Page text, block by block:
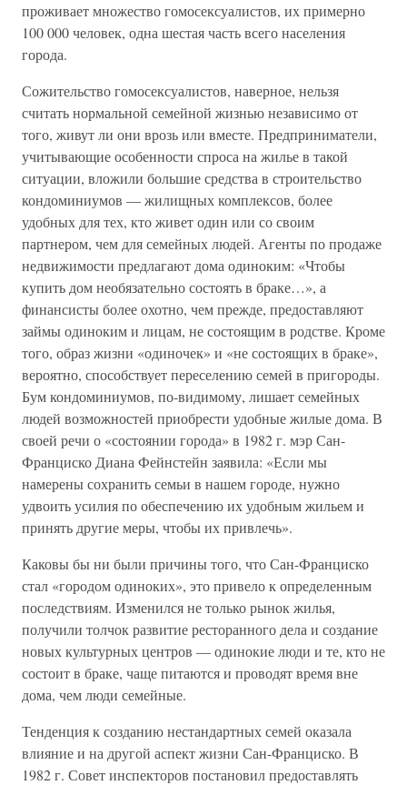
проживает множество гомосексуалистов, их примерно
100 000 человек, одна шестая часть всего населения
города.
Сожительство гомосексуалистов, наверное, нельзя
считать нормальной семейной жизнью независимо от
того, живут ли они врозь или вместе. Предприниматели,
учитывающие особенности спроса на жилье в такой
ситуации, вложили большие средства в строительство
кондоминиумов — жилищных комплексов, более
удобных для тех, кто живет один или со своим
партнером, чем для семейных людей. Агенты по продаже
недвижимости предлагают дома одиноким: «Чтобы
купить дом необязательно состоять в браке…», а
финансисты более охотно, чем прежде, предоставляют
займы одиноким и лицам, не состоящим в родстве. Кроме
того, образ жизни «одиночек» и «не состоящих в браке»,
вероятно, способствует переселению семей в пригороды.
Бум кондоминиумов, по-видимому, лишает семейных
людей возможностей приобрести удобные жилые дома. В
своей речи о «состоянии города» в 1982 г. мэр Сан-
Франциско Диана Фейнстейн заявила: «Если мы
намерены сохранить семьи в нашем городе, нужно
удвоить усилия по обеспечению их удобным жильем и
принять другие меры, чтобы их привлечь».
Каковы бы ни были причины того, что Сан-Франциско
стал «городом одиноких», это привело к определенным
последствиям. Изменился не только рынок жилья,
получили толчок развитие ресторанного дела и создание
новых культурных центров — одинокие люди и те, кто не
состоит в браке, чаще питаются и проводят время вне
дома, чем люди семейные.
Тенденция к созданию нестандартных семей оказала
влияние и на другой аспект жизни Сан-Франциско. В
1982 г. Совет инспекторов постановил предоставлять